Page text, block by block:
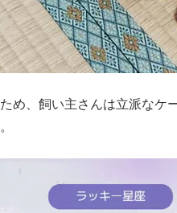
め、飼い主さんは立派なケ